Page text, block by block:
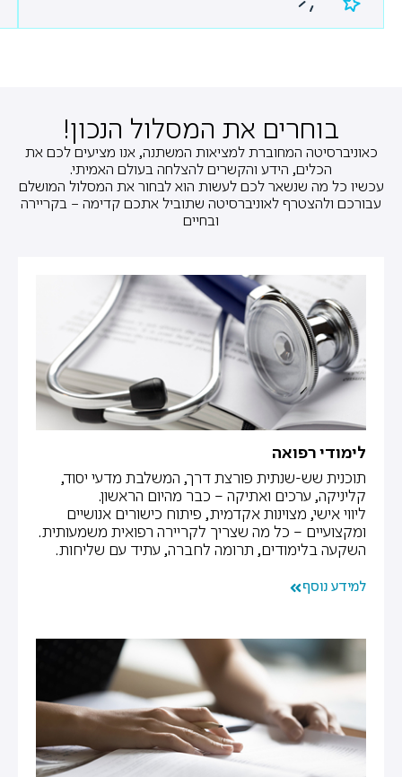
בוחרים את המסלול הנכון!
כאוניברסיטה המחוברת למציאות המשתנה, אנו מציעים לכם את
הכלים, הידע והקשרים להצלחה בעולם האמיתי.
עכשיו כל מה שנשאר לכם לעשות הוא לבחור את המסלול המושלם
עבורכם ולהצטרף לאוניברסיטה שתוביל אתכם קדימה – בקריירה
ובחיים
לימודי רפואה
תוכנית שש-שנתית פורצת דרך, המשלבת מדעי יסוד,
קליניקה, ערכים ואתיקה – כבר מהיום הראשון.
ליווי אישי, מצוינות אקדמית, פיתוח כישורים אנושיים
ומקצועיים – כל מה שצריך לקריירה רפואית משמעותית.
השקעה בלימודים, תרומה לחברה, עתיד עם שליחות.
למידע נוסף